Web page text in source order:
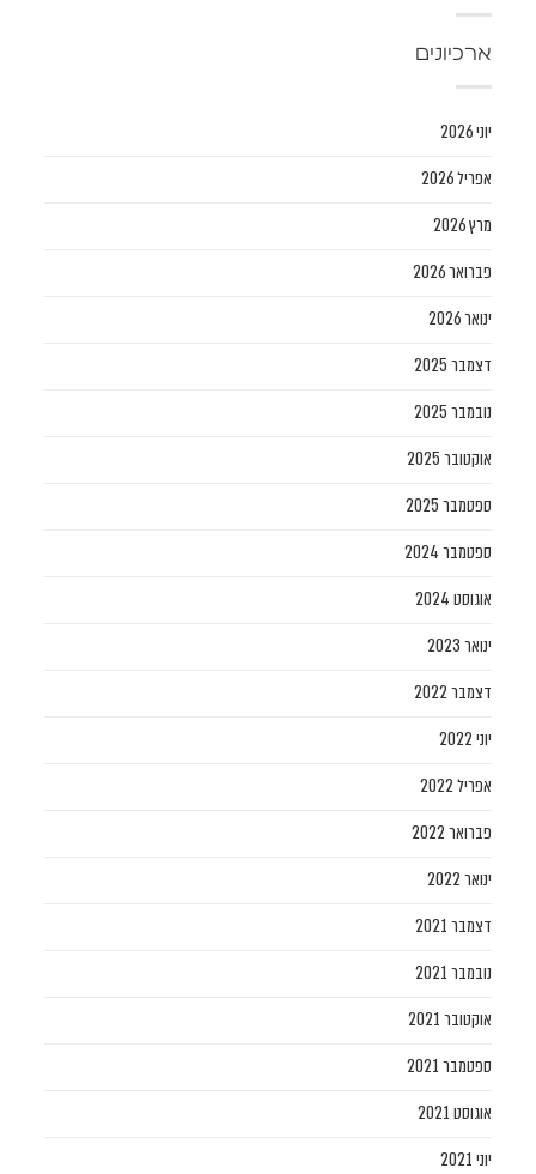
ארכיונים
יוני 2026
אפריל 2026
מרץ 2026
פברואר 2026
ינואר 2026
דצמבר 2025
נובמבר 2025
אוקטובר 2025
ספטמבר 2025
ספטמבר 2024
אוגוסט 2024
ינואר 2023
דצמבר 2022
יוני 2022
אפריל 2022
פברואר 2022
ינואר 2022
דצמבר 2021
נובמבר 2021
אוקטובר 2021
ספטמבר 2021
אוגוסט 2021
יוני 2021